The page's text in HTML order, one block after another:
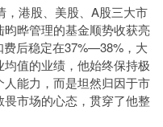
，港股、美股、A股三大市
晔管理的基金顺势收获亮
费后稳定在37%—38%，大
值的业绩，他始终保持极
能力，而是坦然归因于市
市场的心态，贯穿了他整